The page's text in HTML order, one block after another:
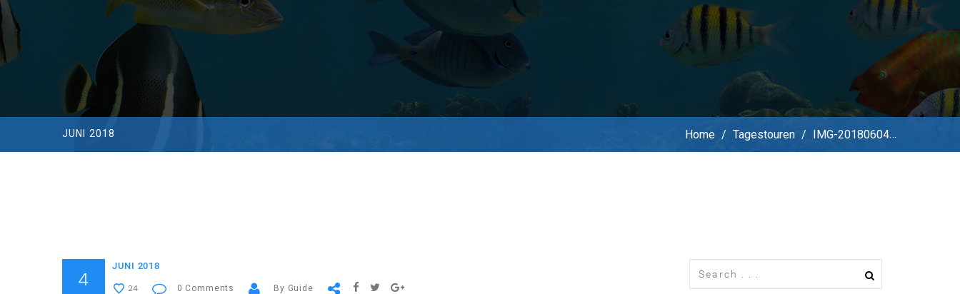
JUNI 2018 Home / Tagestouren / IMG-20180604-WA0026
4
JUNI 2018
24 0 Comments By Guide